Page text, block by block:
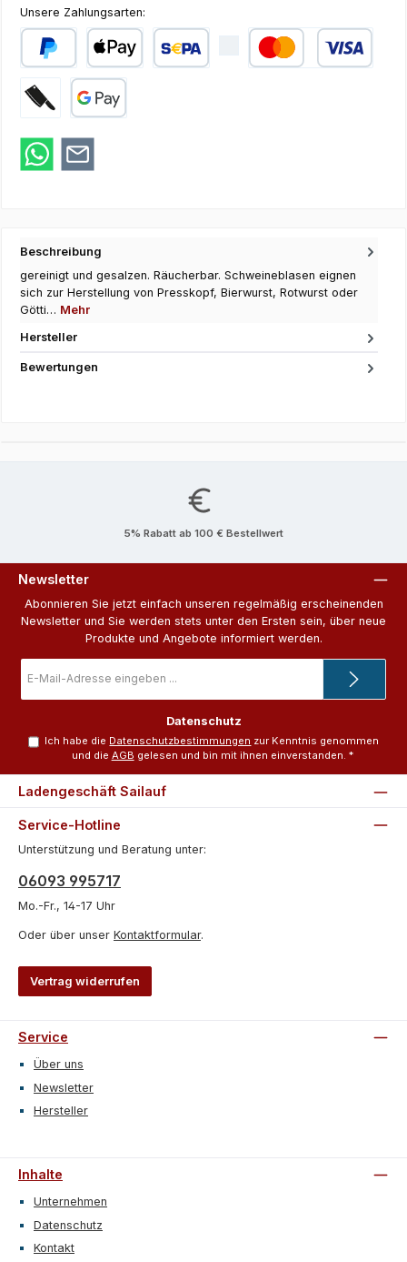
Unsere Zahlungsarten:
PayPal Apple Pay
Beschreibung
gereinigt und gesalzen. Räucherbar. Schweineblasen eignen
sich zur Herstellung von Presskopf, Bierwurst, Rotwurst oder
Götti… Mehr
Hersteller
Bewertungen
5% Rabatt ab 100 € Bestellwert
Newsletter
Abonnieren Sie jetzt einfach unseren regelmäßig erscheinenden
Newsletter und Sie werden stets unter den Ersten sein, über neue
Produkte und Angebote informiert werden.
Mail-
Datenschutz
Ich habe die Datenschutzbestimmungen zur Kenntnis genommen
und die AGB gelesen und bin mit ihnen einverstanden. *
Service-Hotline
Unterstützung und Beratung unter:
06093 995717
Mo.-Fr., 14-17 Uhr
Oder über unser Kontaktformular.
Vertrag widerrufen
Ladengeschäft Sailauf
Service
Über uns
Newsletter
Hersteller
Inhalte
Unternehmen
Datenschutz
Kontakt